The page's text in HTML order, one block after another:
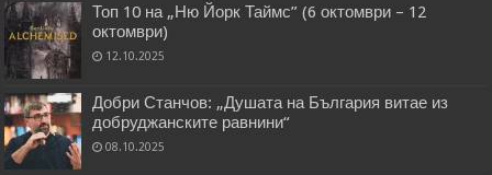
Топ 10 на „Ню Йорк Таймс” (6 октомври – 12
октомври)
12.10.2025
Добри Станчов: „Душата на България витае из
добруджанските равнини“
08.10.2025